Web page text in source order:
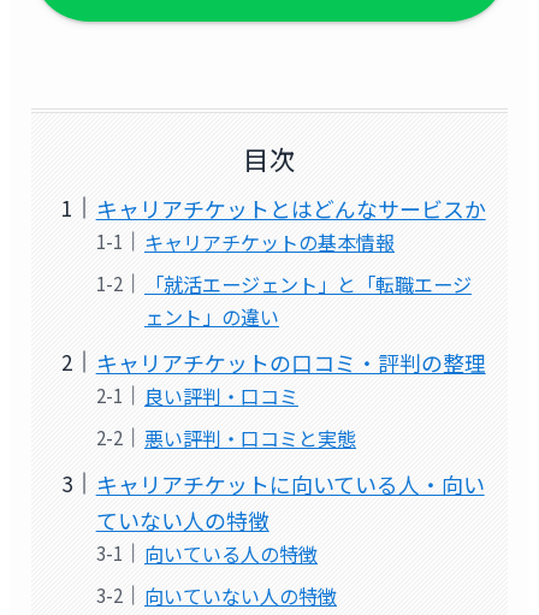
目次
キャリアチケットとはどんなサービスか
キャリアチケットの基本情報
「就活エージェント」と「転職エージ
ェント」の違い
キャリアチケットの口コミ・評判の整理
良い評判・口コミ
悪い評判・口コミと実態
キャリアチケットに向いている人・向い
ていない人の特徴
向いている人の特徴
向いていない人の特徴